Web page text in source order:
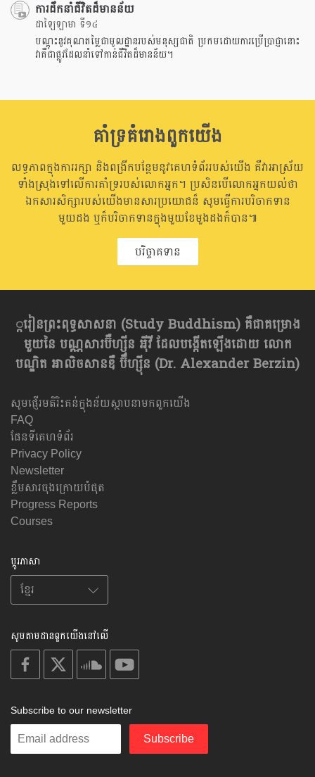
ការដឹកនាំជីវិតដ៏មានន័យ
ដាឡៃឡាមា ទី១៤
បណ្តុះនូវគុណតម្លៃជាមូលដ្ឋានរបស់មនុស្សជាតិ ប្រកមដោយការប្រើប្រាជ្ញានោះ
វាគឺជាផ្លូវដែលនាំទៅកាន់ជីវិតដ៏មានន័យ។​
គាំទ្រគំរោងពួកយើង
លទ្ធភាពក្នុងការរក្សា និងពង្រីកបន្ថែមនូវគេហទំព័ររបស់យើង គឺវាអាស្រ័យ
ទាំងស្រុងទៅលើការគាំទ្ររបស់លោកអ្នក។ ប្រសិនបើលោកអ្នកយល់ថា
ឯកសារសិក្សារបស់យើងមានសារប្រយោជន៏ សូមធ្វើការបរិចាកទាន
មួយដង ឬក៏បរិចាកទានក្នុងមួយខែមួងដងក៏បាន៕
បរិច្ចាគទាន
្ករៀនព្រះពុទ្ធសាសនា​ (Study Buddhism) គឺជាគម្រោង
មួយនៃ បណ្ណសារប៊ឺហ្សុីន អុីវី ដែលបង្កើតឡើងដោយ លោក
បណ្ឌិត អាលិចសានឌឺ ប៊ឺហ្សុីន (Dr. Alexander Berzin)
សូមផ្ញើរមតិរិះគន់ក្នុងន័យស្ថាបនាមកពួកយើង
FAQ
ផែនទីគេហទំព័រ
Privacy Policy
Newsletter
ខ្លឹមសារចុងក្រោយបំផុត
Progress Reports
Courses
ប្តូរភាសា
សូមតាមដានពួកយើងនៅលើ
on
facebook
on on
soundcloud
on
Subscribe to our newsletter
Enter
Subscribe